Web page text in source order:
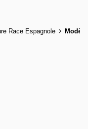
Race Espagnole